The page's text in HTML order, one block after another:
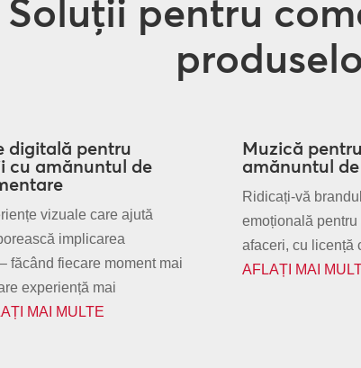
Soluții pentru
digitală pentru
cu amănuntul de
vizuale care ajută
implicarea
făcând fiecare moment mai
experiență mai
MAI MULTE
Muzică
amănuntul
Ridicați-vă
emoțională
afaceri, cu licență
AFLAȚI MAI